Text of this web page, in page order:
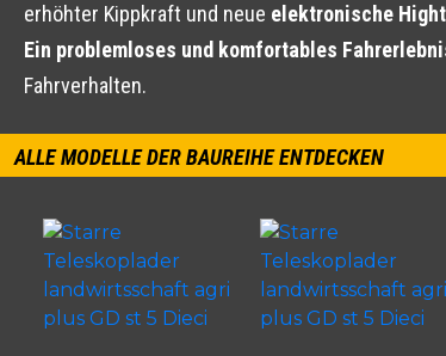
erhöhter Kippkraft und neue elektronische
Ein problemloses und komfortables
Fahrverhalten.
ALLE MODELLE DER BAUREIHE ENTDECKEN